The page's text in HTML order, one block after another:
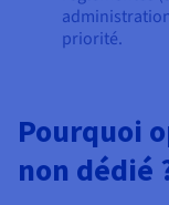
priorité.
Pourquoi
non dédié